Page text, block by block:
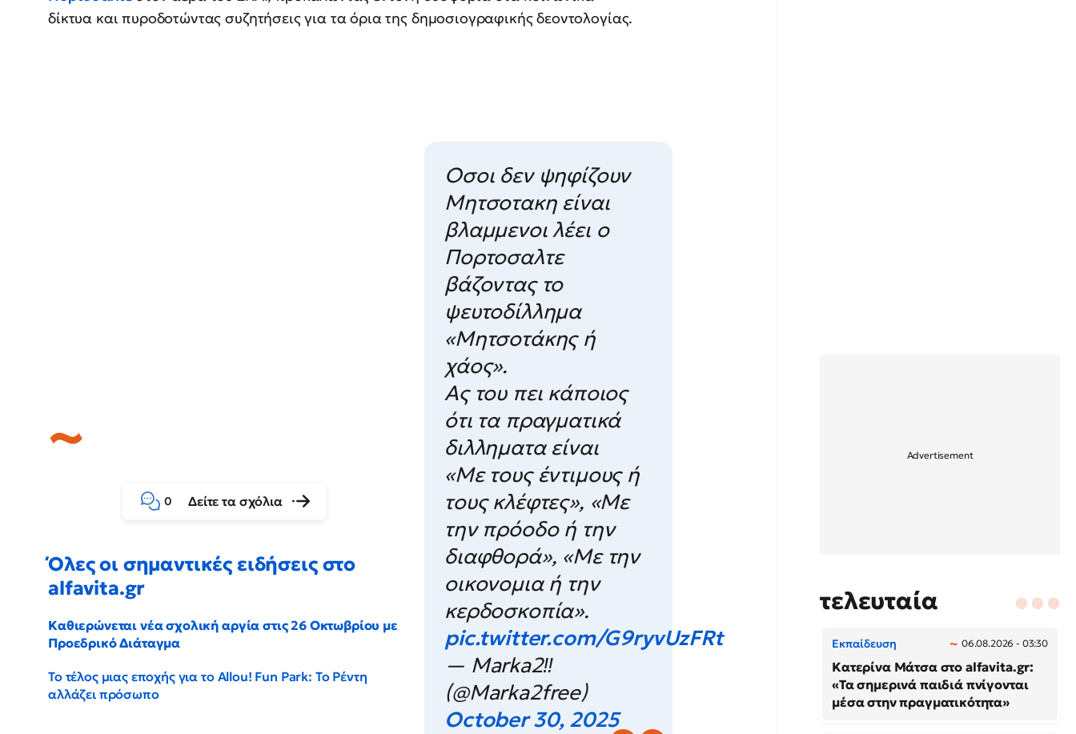
δίκτυα και πυροδοτώντας συζητήσεις για τα όρια της δημοσιογραφικής δεοντολογίας.
Οσοι δεν ψηφίζουν
Μητσοτακη είναι
βλαμμενοι λέει ο
Πορτοσαλτε
βάζοντας το
ψευτοδίλλημα
«Μητσοτάκης ή
χάος».
Ας του πει κάποιος
ότι τα πραγματικά
διλληματα είναι
«Με τους έντιμους ή
τους κλέφτες», «Με
την πρόοδο ή την
διαφθορά», «Με την
οικονομια ή την
κερδοσκοπία».
pic.twitter.com/G9ryvUzFRt
— Marka2‼️
(@Marka2free)
October 30, 2025
0 Δείτε τα σχόλια
Όλες οι σημαντικές ειδήσεις στο
alfavita.gr
Καθιερώνεται νέα σχολική αργία στις 26 Οκτωβρίου με
Προεδρικό Διάταγμα
Το τέλος μιας εποχής για το Allou! Fun Park: Το Ρέντη
αλλάζει πρόσωπο
τελευταία
Εκπαίδευση 06.08.2026 - 03:30
Κατερίνα Μάτσα στο alfavita.gr:
«Τα σημερινά παιδιά πνίγονται
μέσα στην πραγματικότητα»